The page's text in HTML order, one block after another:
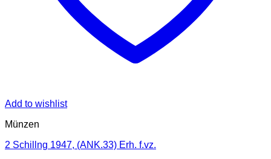
Add to wishlist
Münzen
2 Schillng 1947, (ANK.33) Erh. f.vz.